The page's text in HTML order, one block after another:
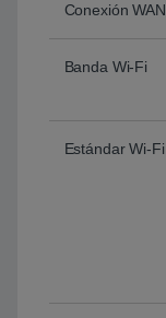
Conexión WAN
Banda Wi-Fi
Estándar Wi-Fi